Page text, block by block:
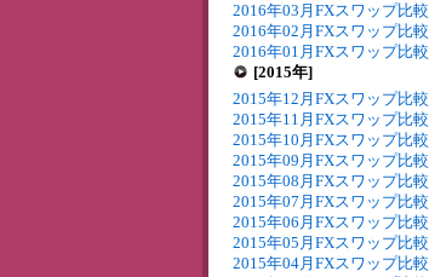
2016年03月FXスワップ比較
2016年02月FXスワップ比較
2016年01月FXスワップ比較
[2015年]
2015年12月FXスワップ比較
2015年11月FXスワップ比較
2015年10月FXスワップ比較
2015年09月FXスワップ比較
2015年08月FXスワップ比較
2015年07月FXスワップ比較
2015年06月FXスワップ比較
2015年05月FXスワップ比較
2015年04月FXスワップ比較